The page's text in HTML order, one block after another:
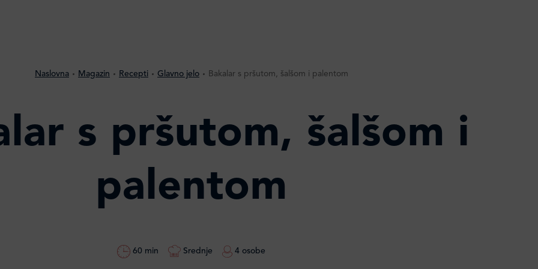
Naslovna Magazin Recepti Glavno jelo Bakalar s pršutom, šalšom i palentom
s pršutom, šalšom i
palentom
60 min Srednje 4 osobe